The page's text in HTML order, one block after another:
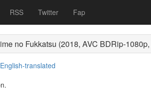
RSS Twitter Fap
no Fukkatsu (2018, AVC BDRip-
translated